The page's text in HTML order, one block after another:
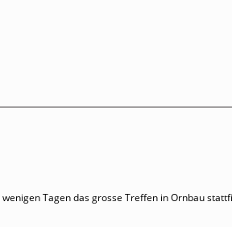
Tagen das grosse Treffen in Ornbau